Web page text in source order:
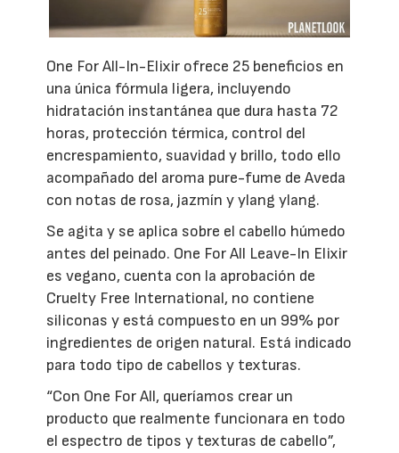
One For All-In-Elixir ofrece 25 beneficios en
una única fórmula ligera, incluyendo
hidratación instantánea que dura hasta 72
horas, protección térmica, control del
encrespamiento, suavidad y brillo, todo ello
acompañado del aroma pure-fume de Aveda
con notas de rosa, jazmín y ylang ylang.
Se agita y se aplica sobre el cabello húmedo
antes del peinado. One For All Leave-In Elixir
es vegano, cuenta con la aprobación de
Cruelty Free International, no contiene
siliconas y está compuesto en un 99% por
ingredientes de origen natural. Está indicado
para todo tipo de cabellos y texturas.
“Con One For All, queríamos crear un
producto que realmente funcionara en todo
el espectro de tipos y texturas de cabello”,